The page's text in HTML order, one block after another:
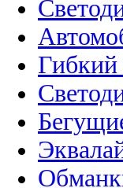
Гибкий